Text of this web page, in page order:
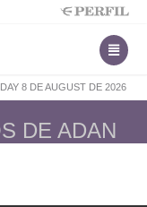
8 DE AUGUST DE 2026
DE ADAN